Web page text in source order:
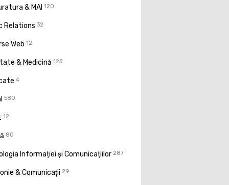
& MAI 120
Relations 32
Web 12
& Medicină 125
4
580
12
80
Informației și Comunicațiilor 287
& Comunicaţii 29